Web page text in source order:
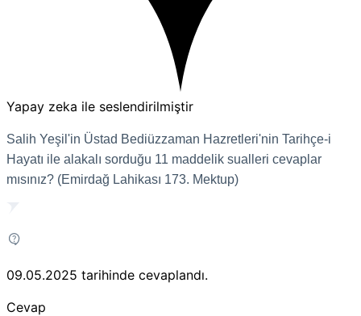
Yapay zeka ile seslendirilmiştir
Salih Yeşil'in Üstad Bediüzzaman Hazretleri'nin Tarihçe-i
Hayatı ile alakalı sorduğu 11 maddelik sualleri cevaplar
mısınız? (Emirdağ Lahikası 173. Mektup)
09.05.2025 tarihinde cevaplandı.
Cevap